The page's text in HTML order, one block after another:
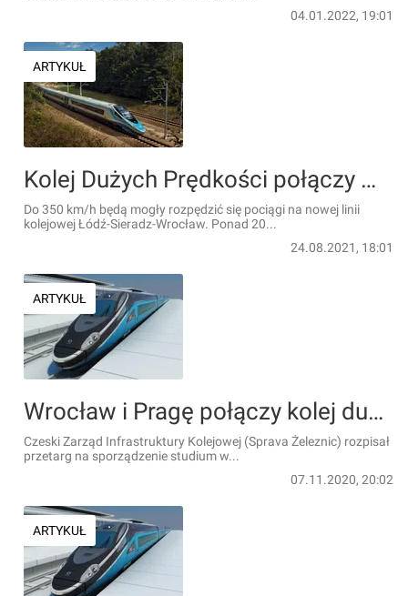
04.01.2022, 19:01
ARTYKUŁ
Kolej Dużych Prędkości połączy Wrocław z Łodzią. Umowa na prace przygotowawcze podpisana
Do 350 km/h będą mogły rozpędzić się pociągi na nowej linii
kolejowej Łódź-Sieradz-Wrocław. Ponad 20...
24.08.2021, 18:01
ARTYKUŁ
Wrocław i Pragę połączy kolej dużych prędkości? Czesi przystępują do analizy opłacalności tej inwestycji
Czeski Zarząd Infrastruktury Kolejowej (Sprava Żeleznic) rozpisał
przetarg na sporządzenie studium w...
07.11.2020, 20:02
ARTYKUŁ